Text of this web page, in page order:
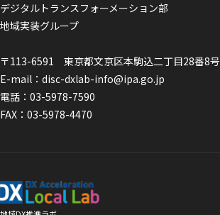
デジタルトランスフォーメーション部
地域実装グループ
〒113-6591 東京都文京区本駒込二丁目28番8号
E-mail： disc-dxlab-info@ipa.go.jp
電話： 03-5978-7590
FAX：03-5978-4470